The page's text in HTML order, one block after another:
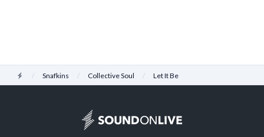
HomeSnafkins Collective Soul Let It Be